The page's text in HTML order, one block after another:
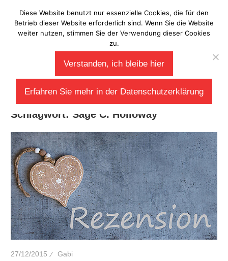
Inhalt
springen
Laberladen
Schlagwort:Sage C. Holloway
27/12/2015 Gabi
Diese Website benutzt nur essenzielle Cookies, die für den
Betrieb dieser Website erforderlich sind. Wenn Sie die Website
weiter nutzen, stimmen Sie der Verwendung dieser Cookies
zu.
Verstanden, ich bleibe hier
Erfahren Sie mehr in der Datenschutzerklärung